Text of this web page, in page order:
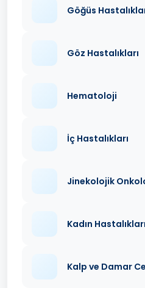
Göğüs
Göz Hastalıkları
Hematoloji
İç Hastalıkları
Jinekolojik
Kadın
Kalp ve Damar